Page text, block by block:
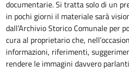
documentarie. Si tratta solo di un
in pochi giorni il materiale sarà
dall’Archivio Storico Comunale per
cura al proprietario che,
informazioni, riferimenti,
rendere le immagini davvero